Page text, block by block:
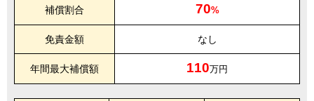
補償割合 70%
免責金額 なし
年間最大補償額 110万円